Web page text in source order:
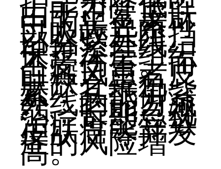
由于正常皮肤
中的黑色素可
以吸收并阻挡
部分紫外线，
保护深层组织
不受伤害。而
白癜风患者皮
肤缺乏黑色
素，其抵御紫
外线的能力减
弱，长期忽视
治疗可能导致
皮肤癌等并发
症的风险增
高。